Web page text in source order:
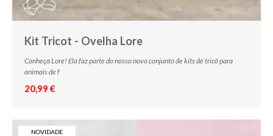
Kit Tricot - Ovelha Lore
Conheça Lore! Ela faz parte do nosso novo conjunto de kits de tricô para
animais de f
20,99 €
NOVIDADE